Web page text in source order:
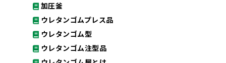
加圧釜
ウレタンゴムプレス品
ウレタンゴム型
ウレタンゴム注型品